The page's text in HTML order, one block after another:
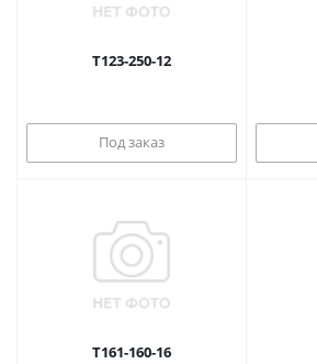
Т123-250-12
Под заказ
Т161-160-16